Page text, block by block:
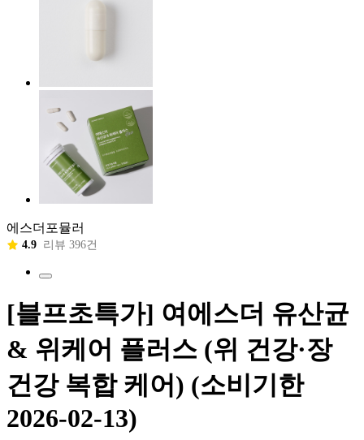
에스더포뮬러
4.9 리뷰 396건
[블프초특가] 여에스더 유산균
& 위케어 플러스 (위 건강·장
건강 복합 케어) (소비기한
2026-02-13)